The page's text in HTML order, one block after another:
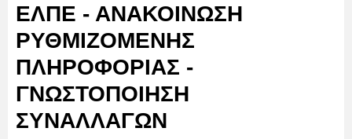
ΕΛΠΕ - ΑΝΑΚΟΙΝΩΣΗ
ΡΥΘΜΙΖΟΜΕΝΗΣ
ΠΛΗΡΟΦΟΡΙΑΣ -
ΓΝΩΣΤΟΠΟΙΗΣΗ
ΣΥΝΑΛΛΑΓΩΝ